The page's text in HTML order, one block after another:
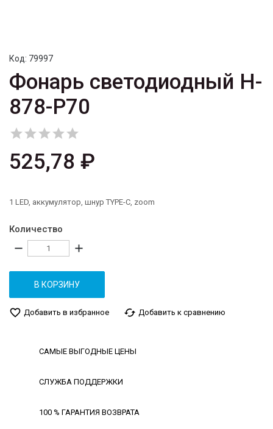
Код: 79997
Фонарь светодиодный H-
878-P70

525,78 ₽
1 LED, аккумулятор, шнур TYPE-C, zoom
Количество
remove add
В КОРЗИНУ
favorite_border Добавить в избранное cached Добавить к сравнению
САМЫЕ ВЫГОДНЫЕ ЦЕНЫ
СЛУЖБА ПОДДЕРЖКИ
100 % ГАРАНТИЯ ВОЗВРАТА